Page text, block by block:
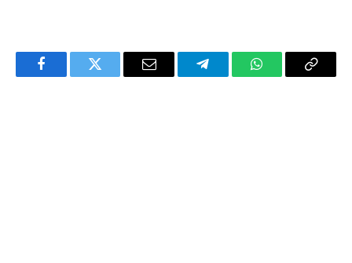
FacebookTwitter Email TelegramWhatsAppCopy